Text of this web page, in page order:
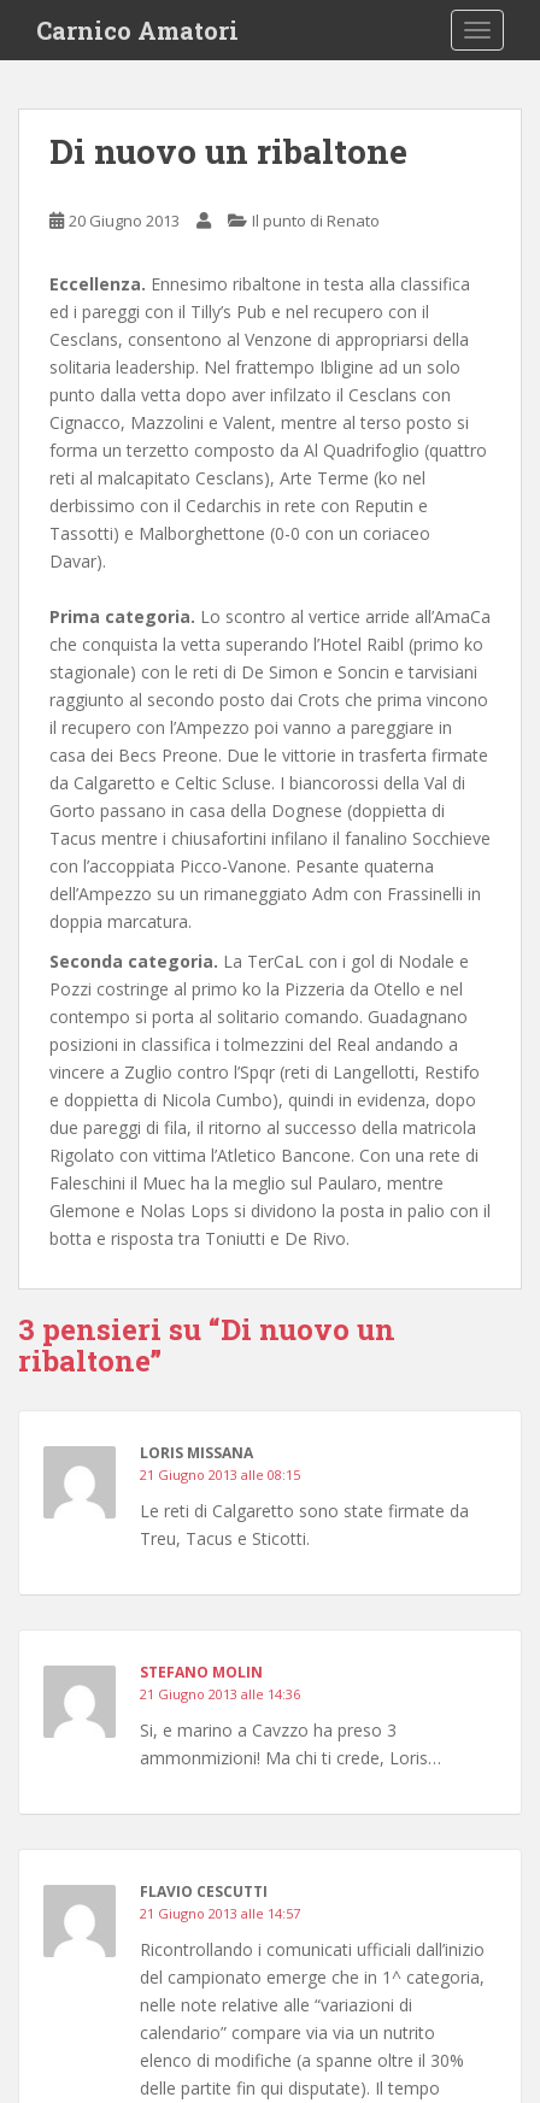
i
Carnico Amatori
Di nuovo un ribaltone
20 Giugno 2013 Il punto di Renato
Eccellenza. Ennesimo ribaltone in testa alla classifica
ed i pareggi con il Tilly’s Pub e nel recupero con il
Cesclans, consentono al Venzone di appropriarsi della
solitaria leadership. Nel frattempo Ibligine ad un solo
punto dalla vetta dopo aver infilzato il Cesclans con
Cignacco, Mazzolini e Valent, mentre al terso posto si
forma un terzetto composto da Al Quadrifoglio (quattro
reti al malcapitato Cesclans), Arte Terme (ko nel
derbissimo con il Cedarchis in rete con Reputin e
Tassotti) e Malborghettone (0-0 con un coriaceo
Davar).
Prima categoria. Lo scontro al vertice arride all’AmaCa
che conquista la vetta superando l’Hotel Raibl (primo ko
stagionale) con le reti di De Simon e Soncin e tarvisiani
raggiunto al secondo posto dai Crots che prima vincono
il recupero con l’Ampezzo poi vanno a pareggiare in
casa dei Becs Preone. Due le vittorie in trasferta firmate
da Calgaretto e Celtic Scluse. I biancorossi della Val di
Gorto passano in casa della Dognese (doppietta di
Tacus mentre i chiusafortini infilano il fanalino Socchieve
con l’accoppiata Picco-Vanone. Pesante quaterna
dell’Ampezzo su un rimaneggiato Adm con Frassinelli in
doppia marcatura.
Seconda categoria. La TerCaL con i gol di Nodale e
Pozzi costringe al primo ko la Pizzeria da Otello e nel
contempo si porta al solitario comando. Guadagnano
posizioni in classifica i tolmezzini del Real andando a
vincere a Zuglio contro l’Spqr (reti di Langellotti, Restifo
e doppietta di Nicola Cumbo), quindi in evidenza, dopo
due pareggi di fila, il ritorno al successo della matricola
Rigolato con vittima l’Atletico Bancone. Con una rete di
Faleschini il Muec ha la meglio sul Paularo, mentre
Glemone e Nolas Lops si dividono la posta in palio con il
botta e risposta tra Toniutti e De Rivo.
3 pensieri su “Di nuovo un
ribaltone”
LORIS MISSANA
21 Giugno 2013 alle 08:15
Le reti di Calgaretto sono state firmate da
Treu, Tacus e Sticotti.
STEFANO MOLIN
21 Giugno 2013 alle 14:36
Si, e marino a Cavzzo ha preso 3
ammonmizioni! Ma chi ti crede, Loris…
FLAVIO CESCUTTI
21 Giugno 2013 alle 14:57
Ricontrollando i comunicati ufficiali dall’inizio
del campionato emerge che in 1^ categoria,
nelle note relative alle “variazioni di
calendario” compare via via un nutrito
elenco di modifiche (a spanne oltre il 30%
delle partite fin qui disputate). Il tempo